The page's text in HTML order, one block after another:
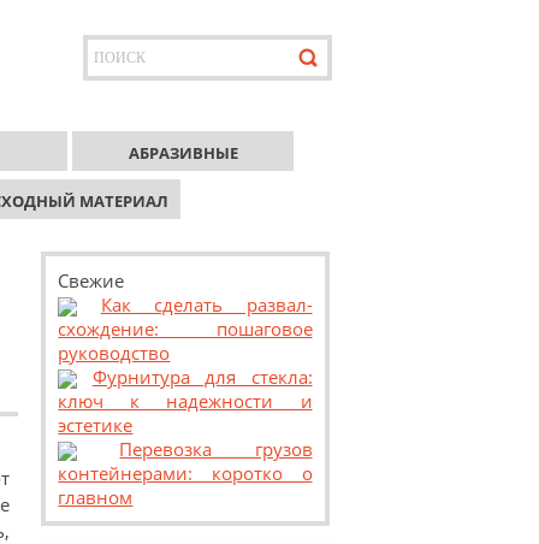
АБРАЗИВНЫЕ
МАТЕРИАЛ
Свежие
Как сделать развал-
схождение: пошаговое
руководство
Фурнитура для стекла:
ключ к надежности и
эстетике
Перевозка грузов
контейнерами: коротко о
главном